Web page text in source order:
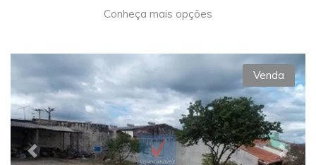
Conheça mais opções
Previous Next
Venda